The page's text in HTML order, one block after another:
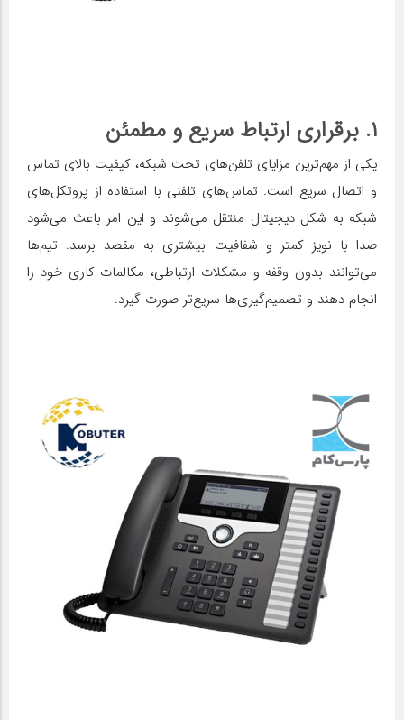
۱. برقراری ارتباط سریع و مطمئن
یکی از مهم‌ترین مزایای تلفن‌های تحت شبکه، کیفیت بالای تماس
و اتصال سریع است. تماس‌های تلفنی با استفاده از پروتکل‌های
شبکه به شکل دیجیتال منتقل می‌شوند و این امر باعث می‌شود
صدا با نویز کمتر و شفافیت بیشتری به مقصد برسد. تیم‌ها
می‌توانند بدون وقفه و مشکلات ارتباطی، مکالمات کاری خود را
انجام دهند و تصمیم‌گیری‌ها سریع‌تر صورت گیرد.